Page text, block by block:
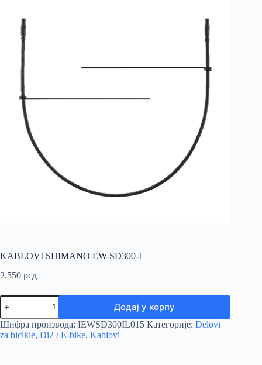
KABLOVI SHIMANO EW-SD300-I
2.550 рсд
KABLOVI
SHIMANO
EW-
SD300-
I
Додај у корпу
Шифра производа: IEWSD300IL015 Категорије: Delovi
za bicikle, Di2 / E-bike, Kablovi